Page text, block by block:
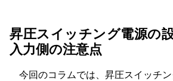
昇圧スイッチング電源の
入力側の注意点
今回のコラムでは、昇圧スイッチ